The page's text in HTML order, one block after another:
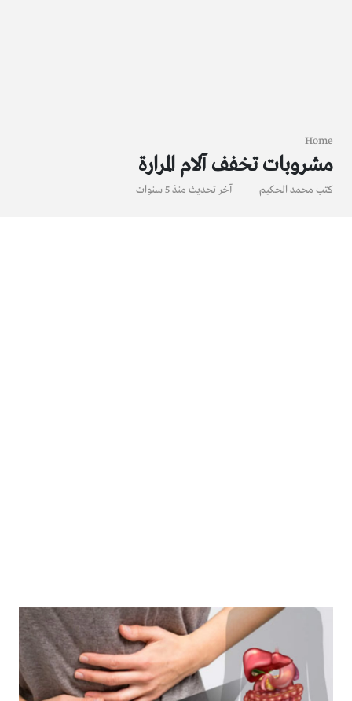
Home
مشروبات تخفف آلام المرارة
كتب محمد الحكيم آخر تحديث منذ 5 سنوات